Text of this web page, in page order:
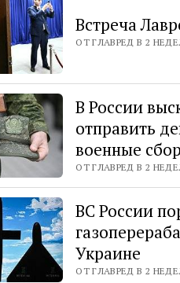
Встреча
ОТ ГЛАВРЕД В 2
В России
отправить
военные
ОТ ГЛАВРЕД В 2
ВС России
Украине
ОТ ГЛАВРЕД В 2